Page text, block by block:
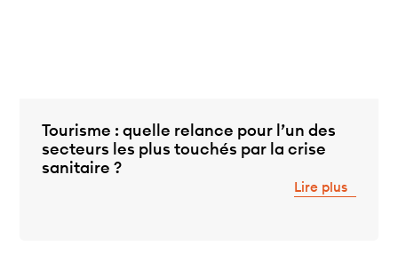
Tourisme : quelle relance pour l’un des
secteurs les plus touchés par la crise
sanitaire ?
Lire plus